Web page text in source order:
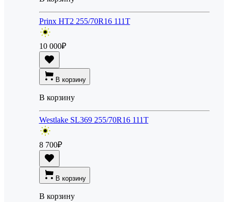
Prinx HT2 255/70R16 111T
10 000₽
В корзину
В корзину
Westlake SL369 255/70R16 111T
8 700₽
В корзину
В корзину